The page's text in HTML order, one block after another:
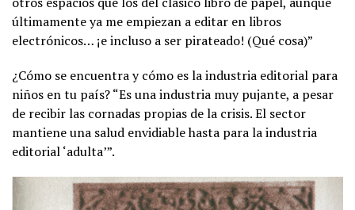
últimamente ya me empiezan a editar en libros
electrónicos… ¡e incluso a ser pirateado! (Qué cosa)”
¿Cómo se encuentra y cómo es la industria editorial para
niños en tu país? “Es una industria muy pujante, a pesar
de recibir las cornadas propias de la crisis. El sector
mantiene una salud envidiable hasta para la industria
editorial ‘adulta’”.